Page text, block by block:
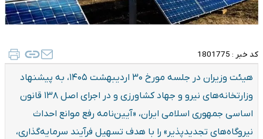
کد خبر : 1801775
هیئت وزیران در جلسه مورخ ۳۰ اردیبهشت ۱۴۰۵، به پیشنهاد
وزارتخانه‌های نیرو و جهاد کشاورزی و در اجرای اصل ۱۳۸ قانون
اساسی جمهوری اسلامی ایران، «آیین‌نامه رفع موانع احداث
نیروگاه‌های تجدیدپذیر» را با هدف تسهیل فرآیند سرمایه‌گذاری،